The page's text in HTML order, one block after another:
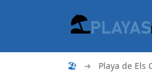
🏖 ➜ Playa de Els